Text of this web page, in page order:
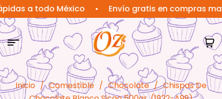
a todo México • Envío gratis en compras mayores
Inicio / Comestible / Chocolate / Chispas De